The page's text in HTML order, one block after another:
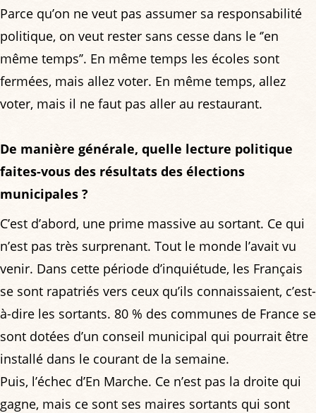
Parce qu’on ne veut pas assumer sa responsabilité
politique, on veut rester sans cesse dans le ‘’en
même temps’’. En même temps les écoles sont
fermées, mais allez voter. En même temps, allez
voter, mais il ne faut pas aller au restaurant.
De manière générale, quelle lecture politique
faites-vous des résultats des élections
municipales ?
C’est d’abord, une prime massive au sortant. Ce qui
n’est pas très surprenant. Tout le monde l’avait vu
venir. Dans cette période d’inquiétude, les Français
se sont rapatriés vers ceux qu’ils connaissaient, c’est-
à-dire les sortants. 80 % des communes de France se
sont dotées d’un conseil municipal qui pourrait être
installé dans le courant de la semaine.
Puis, l’échec d’En Marche. Ce n’est pas la droite qui
gagne, mais ce sont ses maires sortants qui sont